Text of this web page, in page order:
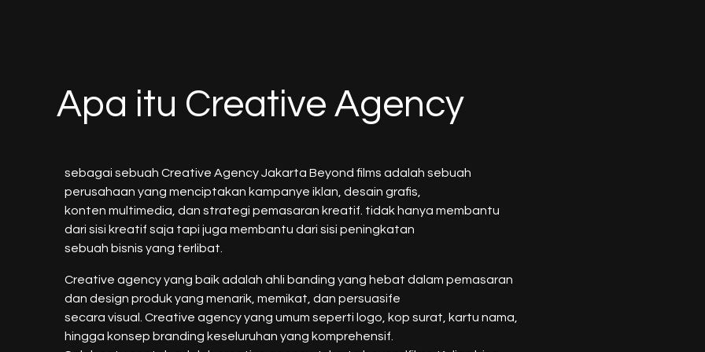
Apa itu Creative Agency
sebagai sebuah Creative Agency Jakarta Beyond films adalah sebuah
perusahaan yang menciptakan kampanye iklan, desain grafis,
konten multimedia, dan strategi pemasaran kreatif. tidak hanya membantu
dari sisi kreatif saja tapi juga membantu dari sisi peningkatan
sebuah bisnis yang terlibat.
Creative agency yang baik adalah ahli banding yang hebat dalam pemasaran
dan design produk yang menarik, memikat, dan persuasife
secara visual. Creative agency yang umum seperti logo, kop surat, kartu nama,
hingga konsep branding keseluruhan yang komprehensif.